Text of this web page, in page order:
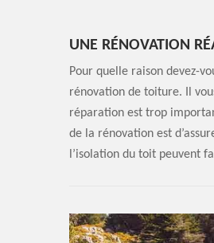
UNE RÉNOVATION
Pour quelle raison devez-
rénovation de toiture. Il
réparation est trop
de la rénovation est
l’isolation du toit peuvent